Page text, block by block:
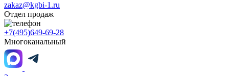
zakaz@kgbi-1.ru
Отдел продаж
+7(495)649-69-28
Многоканальный